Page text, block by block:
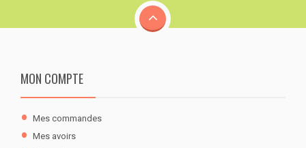
MON COMPTE
Mes commandes
Mes avoirs